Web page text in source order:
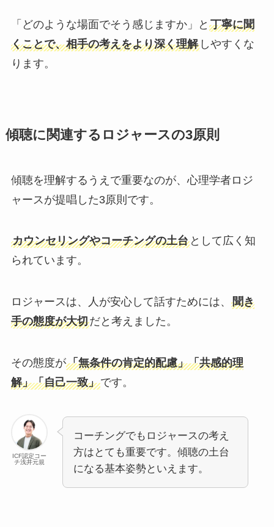
「どのような場面でそう感じますか」と 丁寧に聞
くことで、相手の考えをより深く理解しやすくな
ります。
傾聴に関連するロジャースの3原則
傾聴を理解するうえで重要なのが、心理学者ロジ
ャースが提唱した3原則です。
カウンセリングやコーチングの土台として広く知
られています。
ロジャースは、人が安心して話すためには、 聞き
手の態度が大切だと考えました。
その態度が「無条件の肯定的配慮」「共感的理
解」「自己一致」です。
ICF認定コー
チ浅井元規
コーチングでもロジャースの考え
方はとても重要です。傾聴の土台
になる基本姿勢といえます。